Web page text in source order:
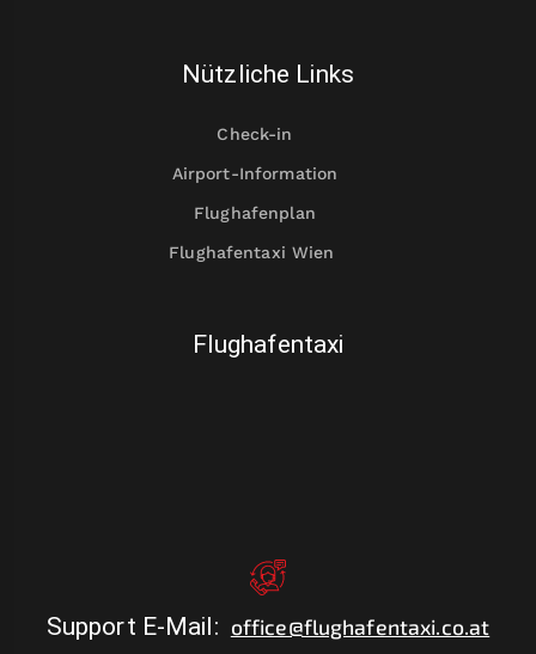
Nützliche Links
Check-in
Airport-Information
Flughafenplan
Flughafentaxi Wien
Flughafentaxi
Support E-Mail: office@flughafentaxi.co.at